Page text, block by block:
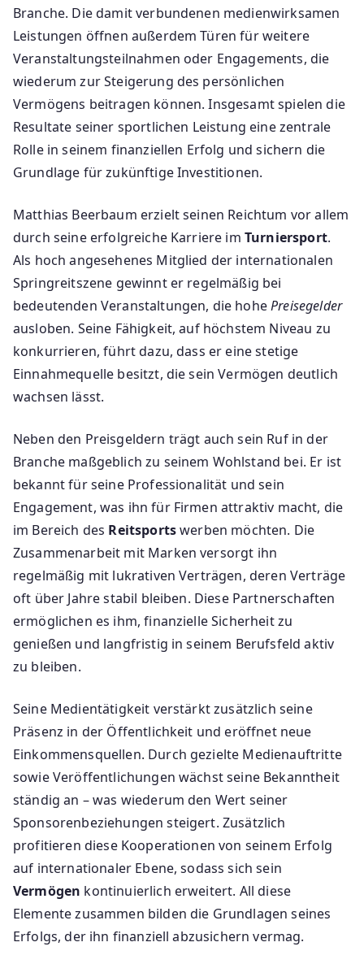
Branche. Die damit verbundenen medienwirksamen
Leistungen öffnen außerdem Türen für weitere
Veranstaltungsteilnahmen oder Engagements, die
wiederum zur Steigerung des persönlichen
Vermögens beitragen können. Insgesamt spielen die
Resultate seiner sportlichen Leistung eine zentrale
Rolle in seinem finanziellen Erfolg und sichern die
Grundlage für zukünftige Investitionen.
Matthias Beerbaum erzielt seinen Reichtum vor allem
durch seine erfolgreiche Karriere im Turniersport.
Als hoch angesehenes Mitglied der internationalen
Springreitszene gewinnt er regelmäßig bei
bedeutenden Veranstaltungen, die hohePreisegelder
ausloben. Seine Fähigkeit, auf höchstem Niveau zu
konkurrieren, führt dazu, dass er eine stetige
Einnahmequelle besitzt, die sein Vermögen deutlich
wachsen lässt.
Neben den Preisgeldern trägt auch sein Ruf in der
Branche maßgeblich zu seinem Wohlstand bei. Er ist
bekannt für seine Professionalität und sein
Engagement, was ihn für Firmen attraktiv macht, die
im Bereich des Reitsportswerben möchten. Die
Zusammenarbeit mit Marken versorgt ihn
regelmäßig mit lukrativen Verträgen, deren Verträge
oft über Jahre stabil bleiben. Diese Partnerschaften
ermöglichen es ihm, finanzielle Sicherheit zu
genießen und langfristig in seinem Berufsfeld aktiv
zu bleiben.
Seine Medientätigkeit verstärkt zusätzlich seine
Präsenz in der Öffentlichkeit und eröffnet neue
Einkommensquellen. Durch gezielte Medienauftritte
sowie Veröffentlichungen wächst seine Bekanntheit
ständig an – was wiederum den Wert seiner
Sponsorenbeziehungen steigert. Zusätzlich
profitieren diese Kooperationen von seinem Erfolg
auf internationaler Ebene, sodass sich sein
Vermögen kontinuierlich erweitert. All diese
Elemente zusammen bilden die Grundlagen seines
Erfolgs, der ihn finanziell abzusichern vermag.